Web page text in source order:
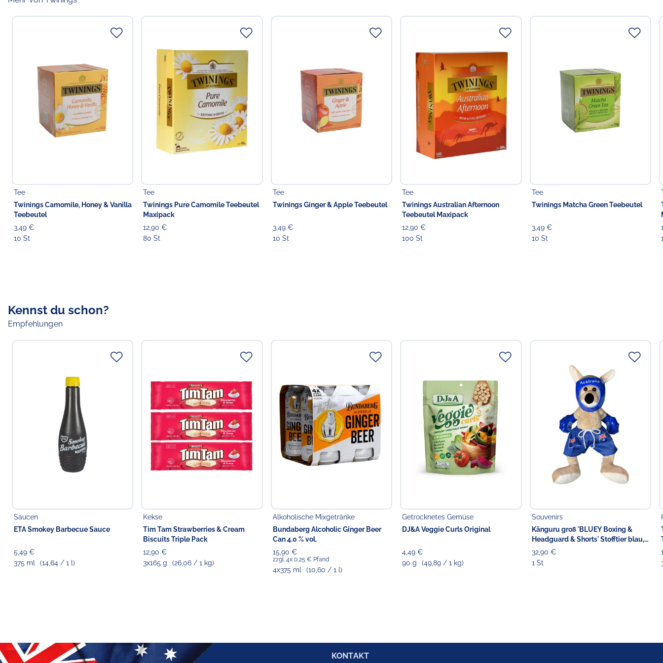
Twinings Australian Afternoon Teebeutel 100St
------------------------
Twinings English Breakfast Extra Strong Teebeutel Maxipack 80 St
Zutaten:
Schwarzer Tee
------------------------
Twinings Irish Breakfast Teebeutel Maxipack 100 St
Zutaten:
Schwarzer Tee
------------------------
Twinings Lemon & Ginger Teebeutel Maxipack 80 St
Verantwortlicher Lebensmittelunternehmer
Choppy's Food & Non-Food GmbH
22769 Hamburg
Tee
Twinings Camomile, Honey & Vanilla
Teebeutel
3,49 €
10 St
Tee
Twinings Pure Camomile Teebeutel
Maxipack
12,90 €
80 St
Tee
Twinings Ginger & Apple Teebeutel
3,49 €
10 St
Tee
Twinings Australian Afternoon
Teebeutel Maxipack
12,90 €
100 St
Tee
Twinings Matcha Green Teebeutel
3,49 €
10 St
Kennst du schon?
Empfehlungen
Saucen
ETA Smokey Barbecue Sauce
5,49 €
375 ml
(14,64 / 1 l)
Kekse
Tim Tam Strawberries & Cream
Biscuits Triple Pack
12,90 €
3x165 g
(26,06 / 1 kg)
Alkoholische Mixgetränke
Bundaberg Alcoholic Ginger Beer
Can 4.0 % vol.
15,90 €
zzgl. 4x 0,25 € Pfand
4x375 ml (10,60 / 1 l)
Getrocknetes Gemüse
DJ&A Veggie Curls Original
4,49 €
90 g
(49,89 / 1 kg)
Souvenirs
Känguru groß 'BLUEY Boxing &
Headguard & Shorts' Stofftier blau,
42 cm
32,90 €
1 St
KONTAKT